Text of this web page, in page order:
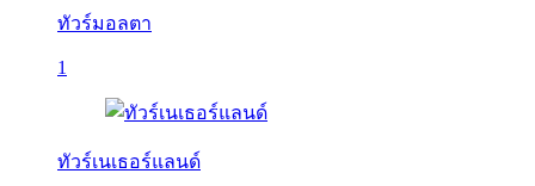
ทัวร์มอลตา
1
ทัวร์เนเธอร์แลนด์